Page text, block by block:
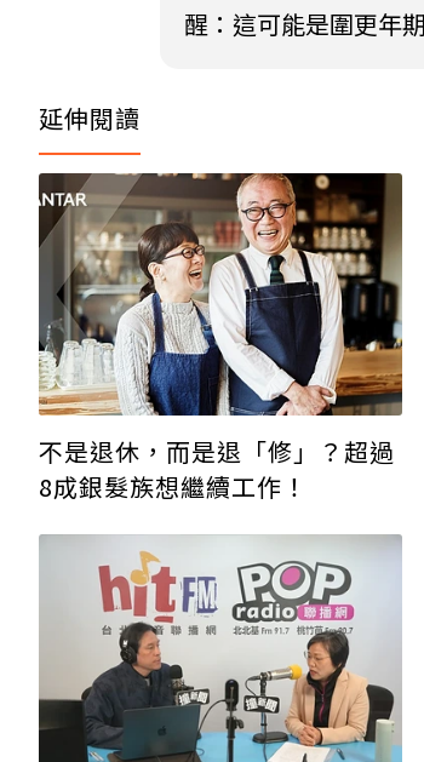
醒：這可能是圍更年
延伸閱讀
不是退休，而是退「修」？超過
8成銀髮族想繼續工作！